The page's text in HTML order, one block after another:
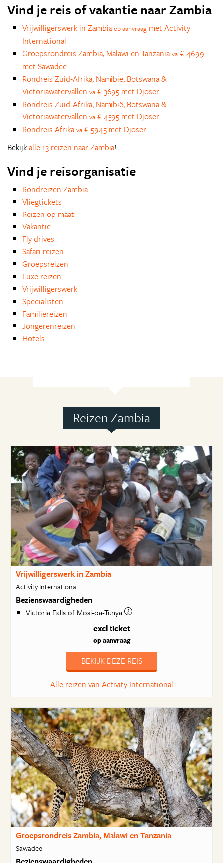
Vind je reis of vakantie naar Zambia
Vrijwilligerswerk in Zambia op aanvraag met Activity
International
Groepsrondreis Zambia, Malawi en Tanzania va € 4699
met Sawadee
Rondreis Zuid-Afrika, Namibië, Botswana &
Victoriawatervallen va € 3695 met Djoser
Rondreis Zuid-Afrika, Namibië, Botswana &
Victoriawatervallen va € 4595 met Djoser
Rondreis Afrika va € 5945 met Djoser
Bekijkalle 13 reizen naar Zambia!
Vind je reisorganisatie
Rondreizen Zambia
Vliegtickets
Reizen op maat
Vakantie
Fly drives
Safari reizen
Groepsreizen
Luxe reizen
Vrijwilligerswerk
Specialisten
Familiereizen
Jongerenreizen
Hotels
Reizen Zambia
Vrijwilligerswerk in Zambia
Activity International
Bezienswaardigheden
Victoria Falls of Mosi-oa-Tunya
excl ticket
op aanvraag
BEKIJK DEZE REIS
Alle reizen van Activity International
Groepsrondreis Zambia, Malawi en Tanzania
Sawadee